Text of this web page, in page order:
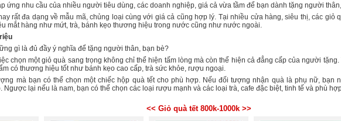
ứng nhu cầu của nhiều người tiêu dùng, các doanh nghiệp, giá cả vừa tầm để bạn dành tặng người
rất đa dạng về mẫu mã, chủng loại cùng với giá cả cũng hợp lý. Tại nhiều cửa hàng, siêu thị, các giỏ
mắt hàng như mứt, trà, bánh kẹo thương hiệu trong nước cũng như nước ngoài.
gì là đủ đầy ý nghĩa để tặng người thân, bạn bè?
chọn một giỏ quà sang trọng không chỉ thể hiện tấm lòng mà còn thể hiện cả đẳng cấp của người
có thương hiệu tốt như bánh kẹo cao cấp, trà sức khỏe, rượu ngoại.
mà bạn có thể chọn một chiếc hộp quà tết cho phù hợp. Nếu đối tượng nhận quà là phụ nữ, bạn
Ngược lại nếu là nam, bạn có thể chọn các loại rượu mạnh và các loại trà, cafe đặc biệt, tinh tế và phù
<< Giỏ quà tết 800k-1000k >>